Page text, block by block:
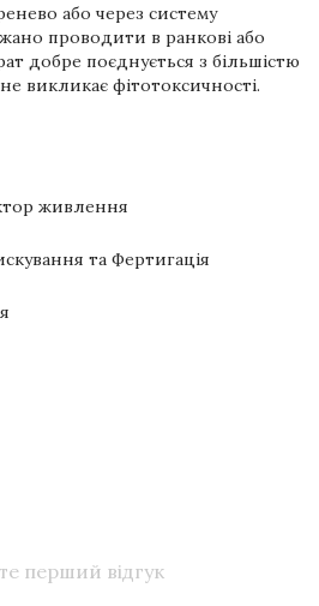
або через систему
проводити в ранкові або
добре поєднується з більшістю
викликає фітотоксичності.
живлення
та Фертигація
перший відгук